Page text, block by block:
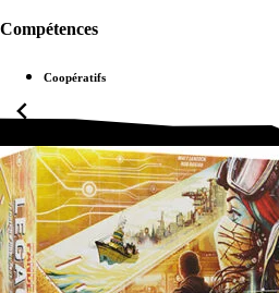
Compétences
Coopératifs